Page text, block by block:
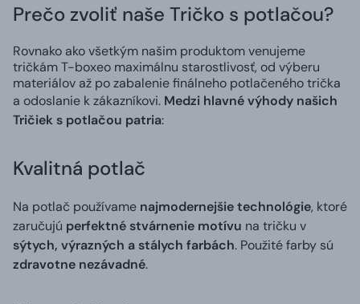
Prečo zvoliť naše Tričko s potlačou?
Rovnako ako všetkým našim produktom venujeme
tričkám T-boxeo maximálnu starostlivosť, od výberu
materiálov až po zabalenie finálneho potlačeného trička
a odoslanie k zákazníkovi. Medzi hlavné výhody našich
Tričiek s potlačou patria:
Kvalitná potlač
Na potlač používame najmodernejšie technológie, ktoré
zaručujú perfektné stvárnenie motívu na tričku v
sýtych, výrazných a stálych farbách. Použité farby sú
zdravotne nezávadné.